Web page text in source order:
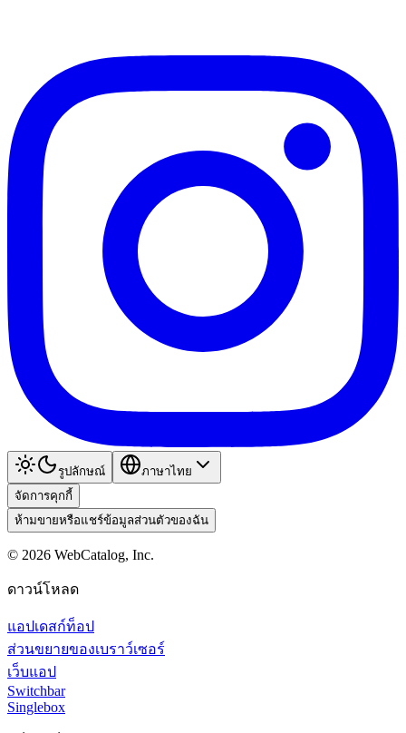
รูปลักษณ์
ภาษาไทย
จัดการคุกกี้
ห้ามขายหรือแชร์ข้อมูลส่วนตัวของฉัน
© 2026 WebCatalog, Inc.
ดาวน์โหลด
แอปเดสก์ท็อป
ส่วนขยายของเบราว์เซอร์
เว็บแอป
Switchbar
Singlebox